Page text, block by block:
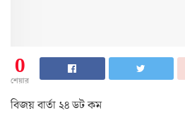
0
শেয়ার
বিজয় বার্তা ২৪ ডট কম